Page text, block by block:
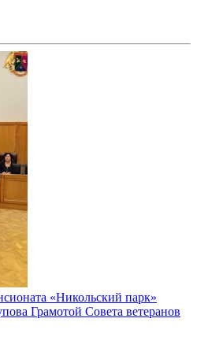
«Никольский парк»
Грамотой Совета ветеранов